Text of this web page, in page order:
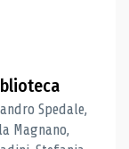
Spedale,
Magnano,